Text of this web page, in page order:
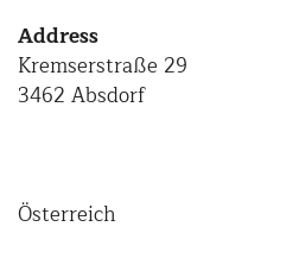
Address
Kremserstraße 29
3462 Absdorf
Österreich